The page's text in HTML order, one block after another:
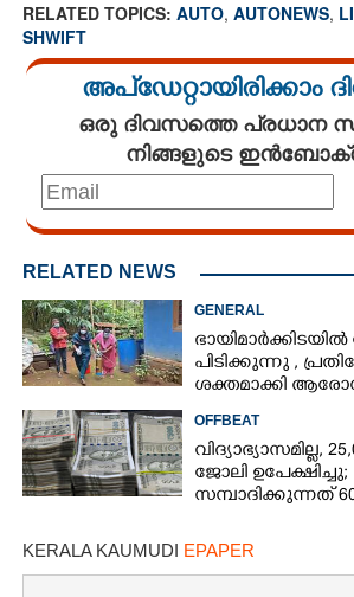
RELATED TOPICS: AUTO, AUTONEWS,
SHWIFT
അപ്ഡേറ്റായിരിക്കാം
ഒരു ദിവസത്തെ പ്രധാന
നിങ്ങളുടെ
RELATED NEWS
GENERAL
പിടിക്കുന്നു ,​
ശക്തമാക്കി
OFFBEAT
വിദ്യാഭ്യാസമില്ല,
ജോലി
സമ്പാദിക്കുന്നത്
KERALA KAUMUDI EPAPER